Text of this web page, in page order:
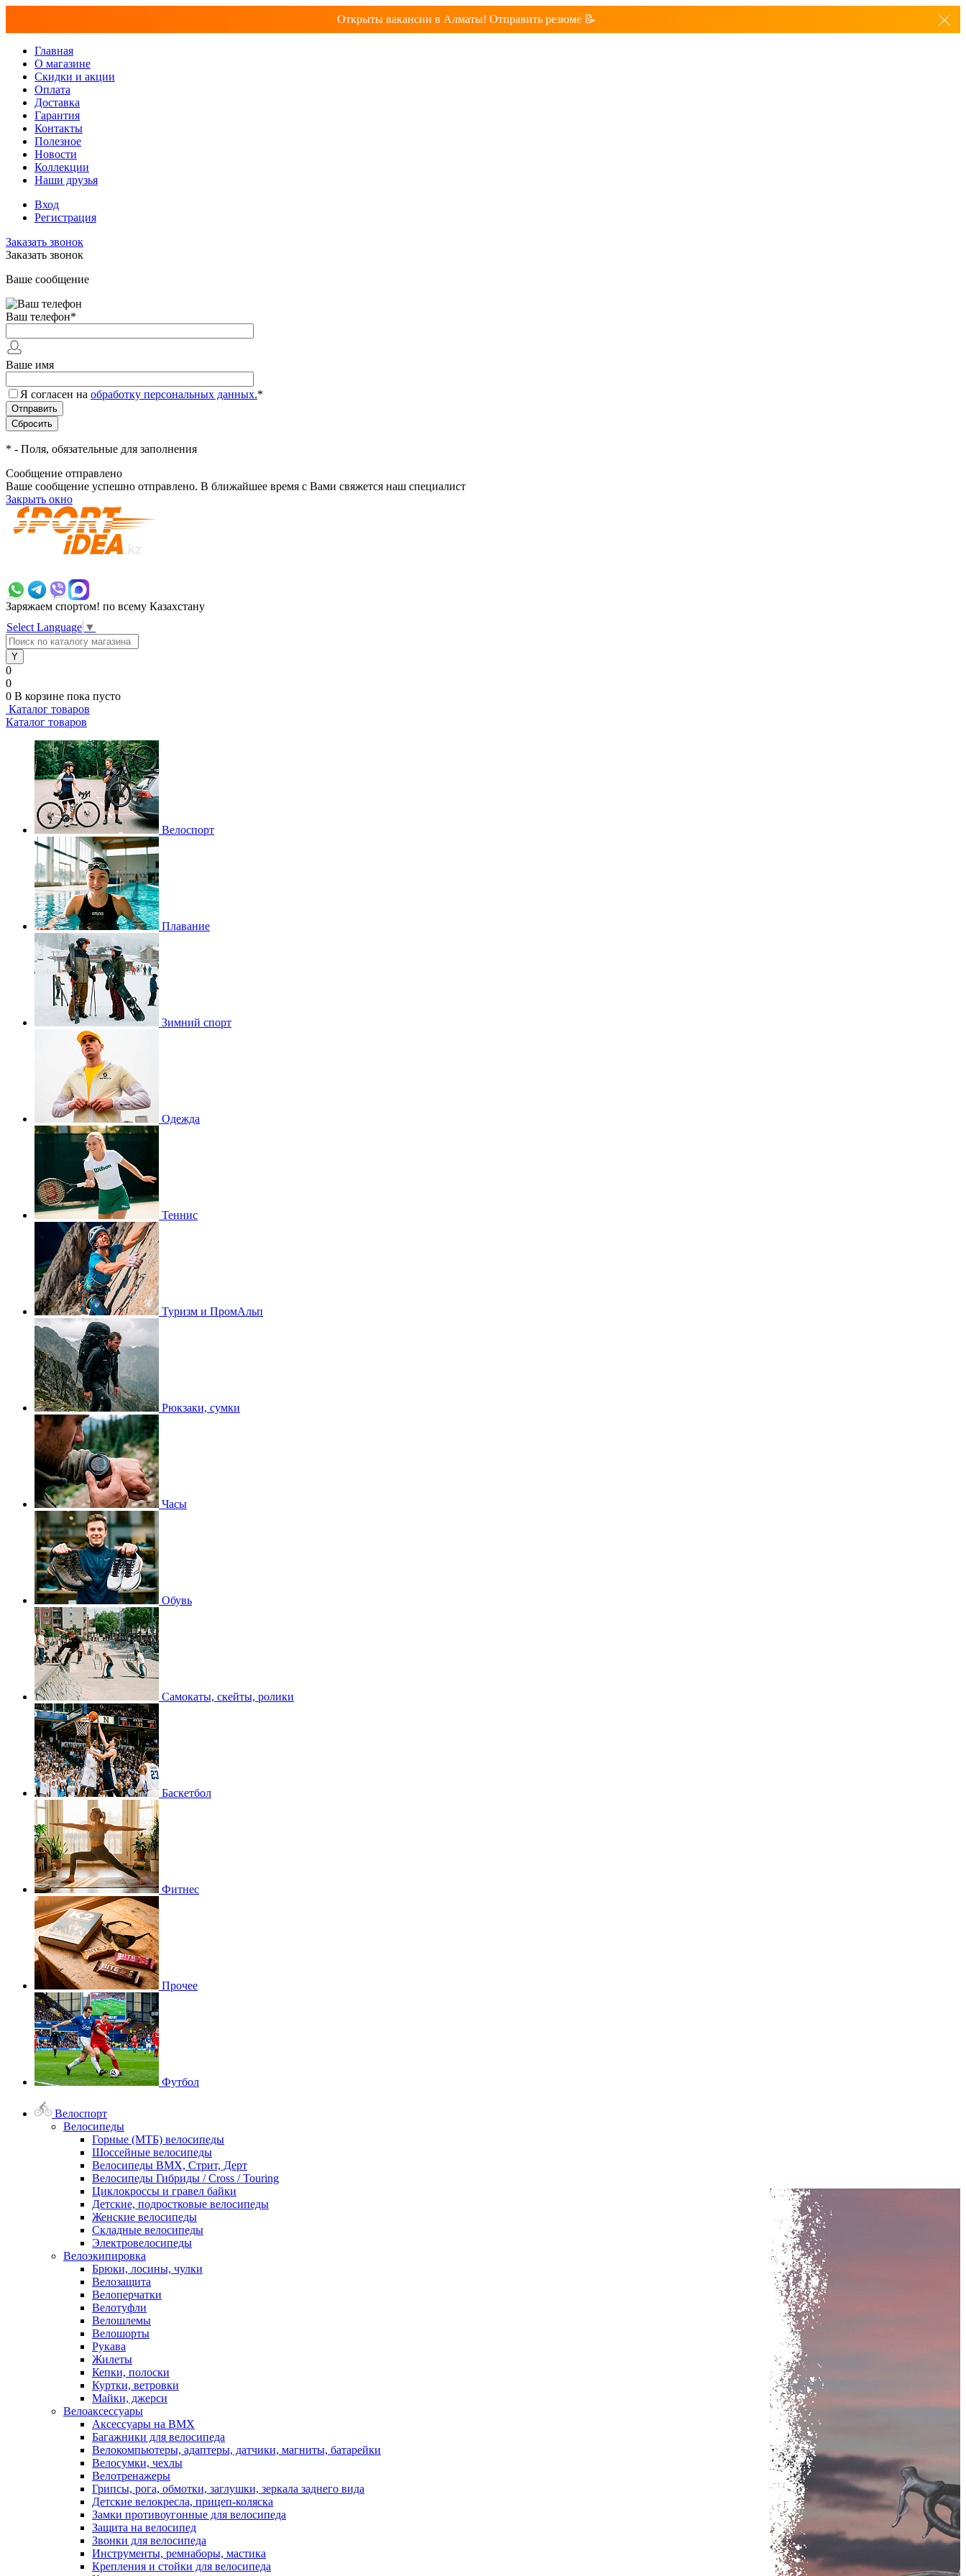
Открыты вакансии в Алматы! Отправить резюме 📝
Главная
О магазине
Скидки и акции
Оплата
Доставка
Гарантия
Контакты
Полезное
Новости
Коллекции
Наши друзья
Вход
Регистрация
Заказать звонок
Заказать звонок
Ваше сообщение
Ваш телефон*
Ваше имя
Я согласен на обработку персональных данных.*
* - Поля, обязательные для заполнения
Сообщение отправлено
Ваше сообщение успешно отправлено. В ближайшее время с Вами свяжется наш специалист
Закрыть окно
Заряжаем спортом! по всему Казахстану
Select Language ▼
0
0
0 В корзине пока пусто
Каталог товаров
Каталог товаров
Велоспорт
Плавание
Зимний спорт
Одежда
Теннис
Туризм и ПромАльп
Рюкзаки, сумки
Часы
Обувь
Самокаты, скейты, ролики
Баскетбол
Фитнес
Прочее
Футбол
Велоспорт
Велосипеды
Горные (МТБ) велосипеды
Шоссейные велосипеды
Велосипеды BMX, Стрит, Дерт
Велосипеды Гибриды / Cross / Touring
Циклокроссы и гравел байки
Детские, подростковые велосипеды
Женские велосипеды
Складные велосипеды
Электровелосипеды
Велоэкипировка
Брюки, лосины, чулки
Велозащита
Велоперчатки
Велотуфли
Велошлемы
Велошорты
Рукава
Жилеты
Кепки, полоски
Куртки, ветровки
Майки, джерси
Велоаксессуары
Аксессуары на BMX
Багажники для велосипеда
Велокомпьютеры, адаптеры, датчики, магниты, батарейки
Велосумки, чехлы
Велотренажеры
Грипсы, рога, обмотки, заглушки, зеркала заднего вида
Детские велокресла, прицеп-коляска
Замки противоугонные для велосипеда
Защита на велосипед
Звонки для велосипеда
Инструменты, ремнаборы, мастика
Крепления и стойки для велосипеда